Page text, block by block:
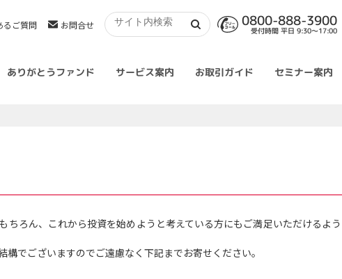
るご質問 お問合せ 0800-888-3900
受付時間 平日 9:30～17:00
ありがとうファンド サービス案内 お取引ガイド セミナー案内
ちろん、これから投資を始めようと考えている方にもご満足いただけるよ
でございますのでご遠慮なく下記までお寄せください。